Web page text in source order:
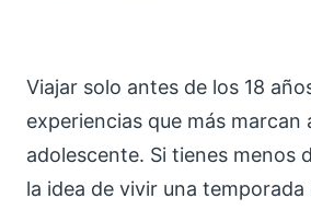
Viajar solo antes de los 18
experiencias que más marcan
adolescente. Si tienes menos
la idea de vivir una